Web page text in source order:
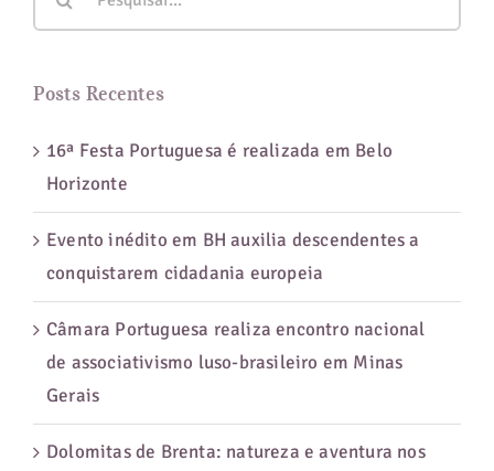
Posts Recentes
16ª Festa Portuguesa é realizada em Belo
Horizonte
Evento inédito em BH auxilia descendentes a
conquistarem cidadania europeia
Câmara Portuguesa realiza encontro nacional
de associativismo luso-brasileiro em Minas
Gerais
Dolomitas de Brenta: natureza e aventura nos